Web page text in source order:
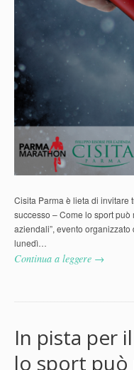
Cisita Parma è lieta di invitare
successo – Come lo sport
aziendali”, evento
lunedì…
Continua a leggere →
In pista per
lo sport può